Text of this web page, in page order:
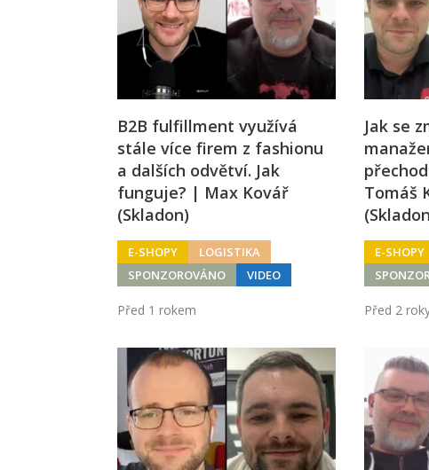
B2B fulfillment využívá
stále více firem z fashionu
a dalších odvětví. Jak
funguje? | Max Kovář
(Skladon)
E-SHOPY
LOGISTIKA
SPONZOROVÁNO
VIDEO
Před 1 rokem
Jak se
Tomáš
E-SHOPY
Před 2